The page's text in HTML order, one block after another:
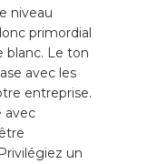
niveau
primordial
blanc. Le ton
avec les
entreprise.
avec
un